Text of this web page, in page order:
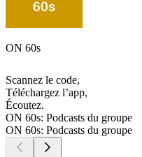
ON 60s
Scannez le code,
Téléchargez l’app,
Écoutez.
ON 60s: Podcasts du groupe
ON 60s: Podcasts du groupe